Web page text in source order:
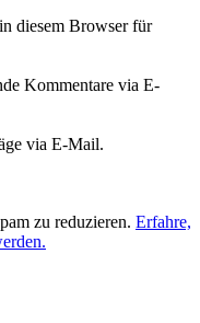
diesem Browser für
Kommentare via E-
via E-Mail.
zu reduzieren. Erfahre,